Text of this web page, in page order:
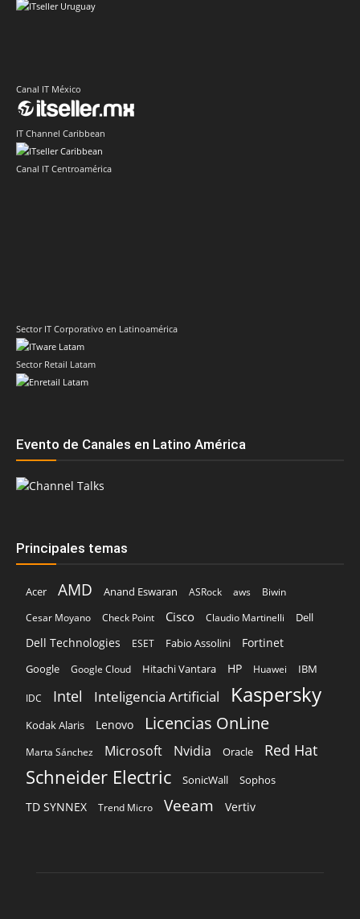
Canal IT México
IT Channel Caribbean
Canal IT Centroamérica
Sector IT Corporativo en Latinoamérica
Sector Retail Latam
Evento de Canales en Latino América
Principales temas
Acer AMD Anand Eswaran ASRock aws
Biwin
Cesar Moyano
Check Point Cisco Claudio Martinelli Dell
Dell Technologies ESET Fabio Assolini Fortinet
Google Google Cloud Hitachi Vantara HP Huawei IBM
IDC Intel Inteligencia Artificial Kaspersky
Kodak Alaris Lenovo Licencias OnLine
Marta Sánchez Microsoft Nvidia Oracle Red Hat
Schneider Electric SonicWall Sophos
TD SYNNEX Trend Micro Veeam Vertiv